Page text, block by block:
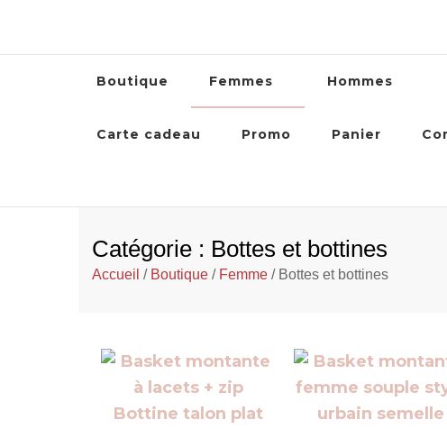
Boutique Femmes Hommes
Carte cadeau Promo Panier
Catégorie : Bottes et bottines
Accueil / Boutique / Femme / Bottes et bottines